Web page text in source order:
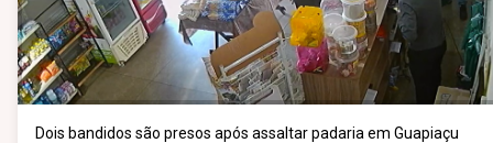
Dois bandidos são presos após assaltar padaria em Guapiaçu